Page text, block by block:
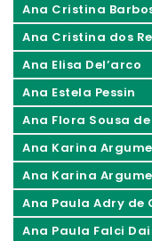
Ana Cristina
Ana Cristina dos
Ana Elisa Del’arco
Ana Estela Pessin
Ana Flora Sousa
Ana Karina
Ana Karina
Ana Paula Adry de
Ana Paula Falci